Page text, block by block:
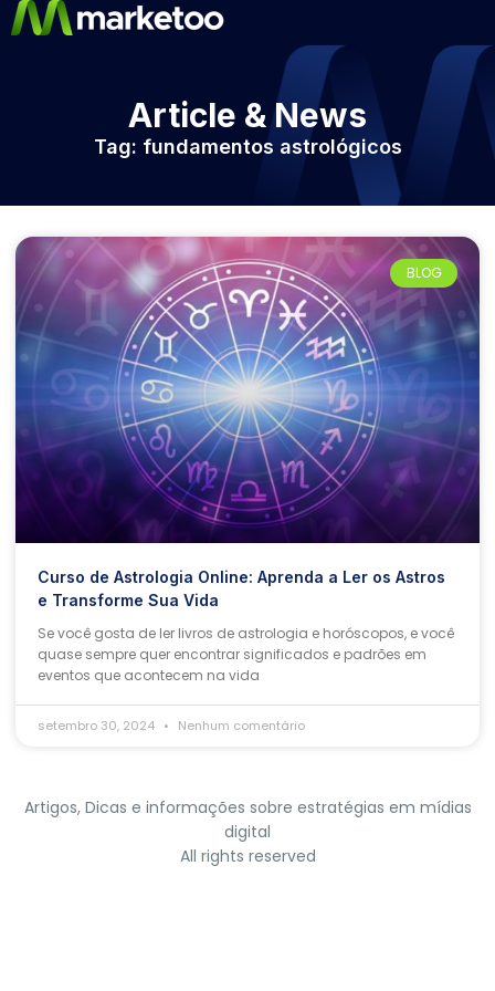
Article & News
Tag: fundamentos astrológicos
BLOG
Curso de Astrologia Online: Aprenda a Ler os Astros
e Transforme Sua Vida
Se você gosta de ler livros de astrologia e horóscopos, e você
quase sempre quer encontrar significados e padrões em
eventos que acontecem na vida
setembro 30, 2024 Nenhum comentário
Artigos, Dicas e informações sobre estratégias em mídias
digital
All rights reserved